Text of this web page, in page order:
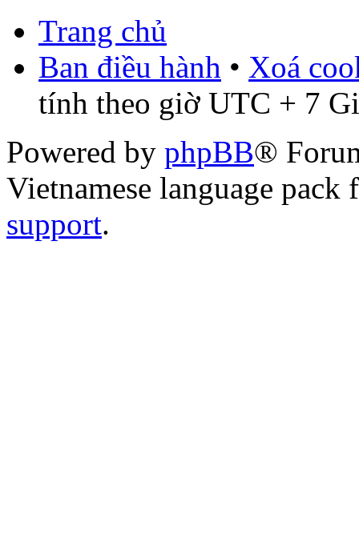
Trang chủ
Ban điều hành • Xoá
tính theo giờ UTC + 7
Powered by phpBB®
Vietnamese language
support.